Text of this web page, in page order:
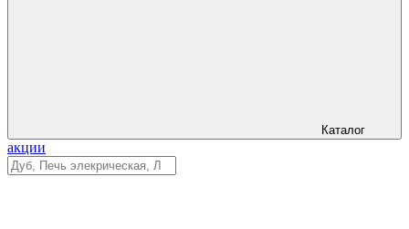
Каталог
акции